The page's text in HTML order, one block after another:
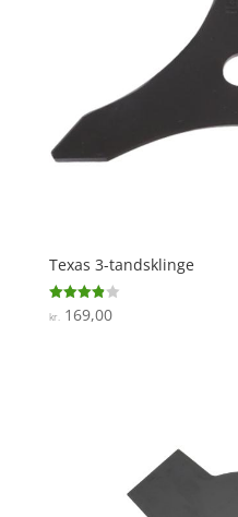
Texas 3-tandsklinge
Vurderet
3.9
kr.169,00